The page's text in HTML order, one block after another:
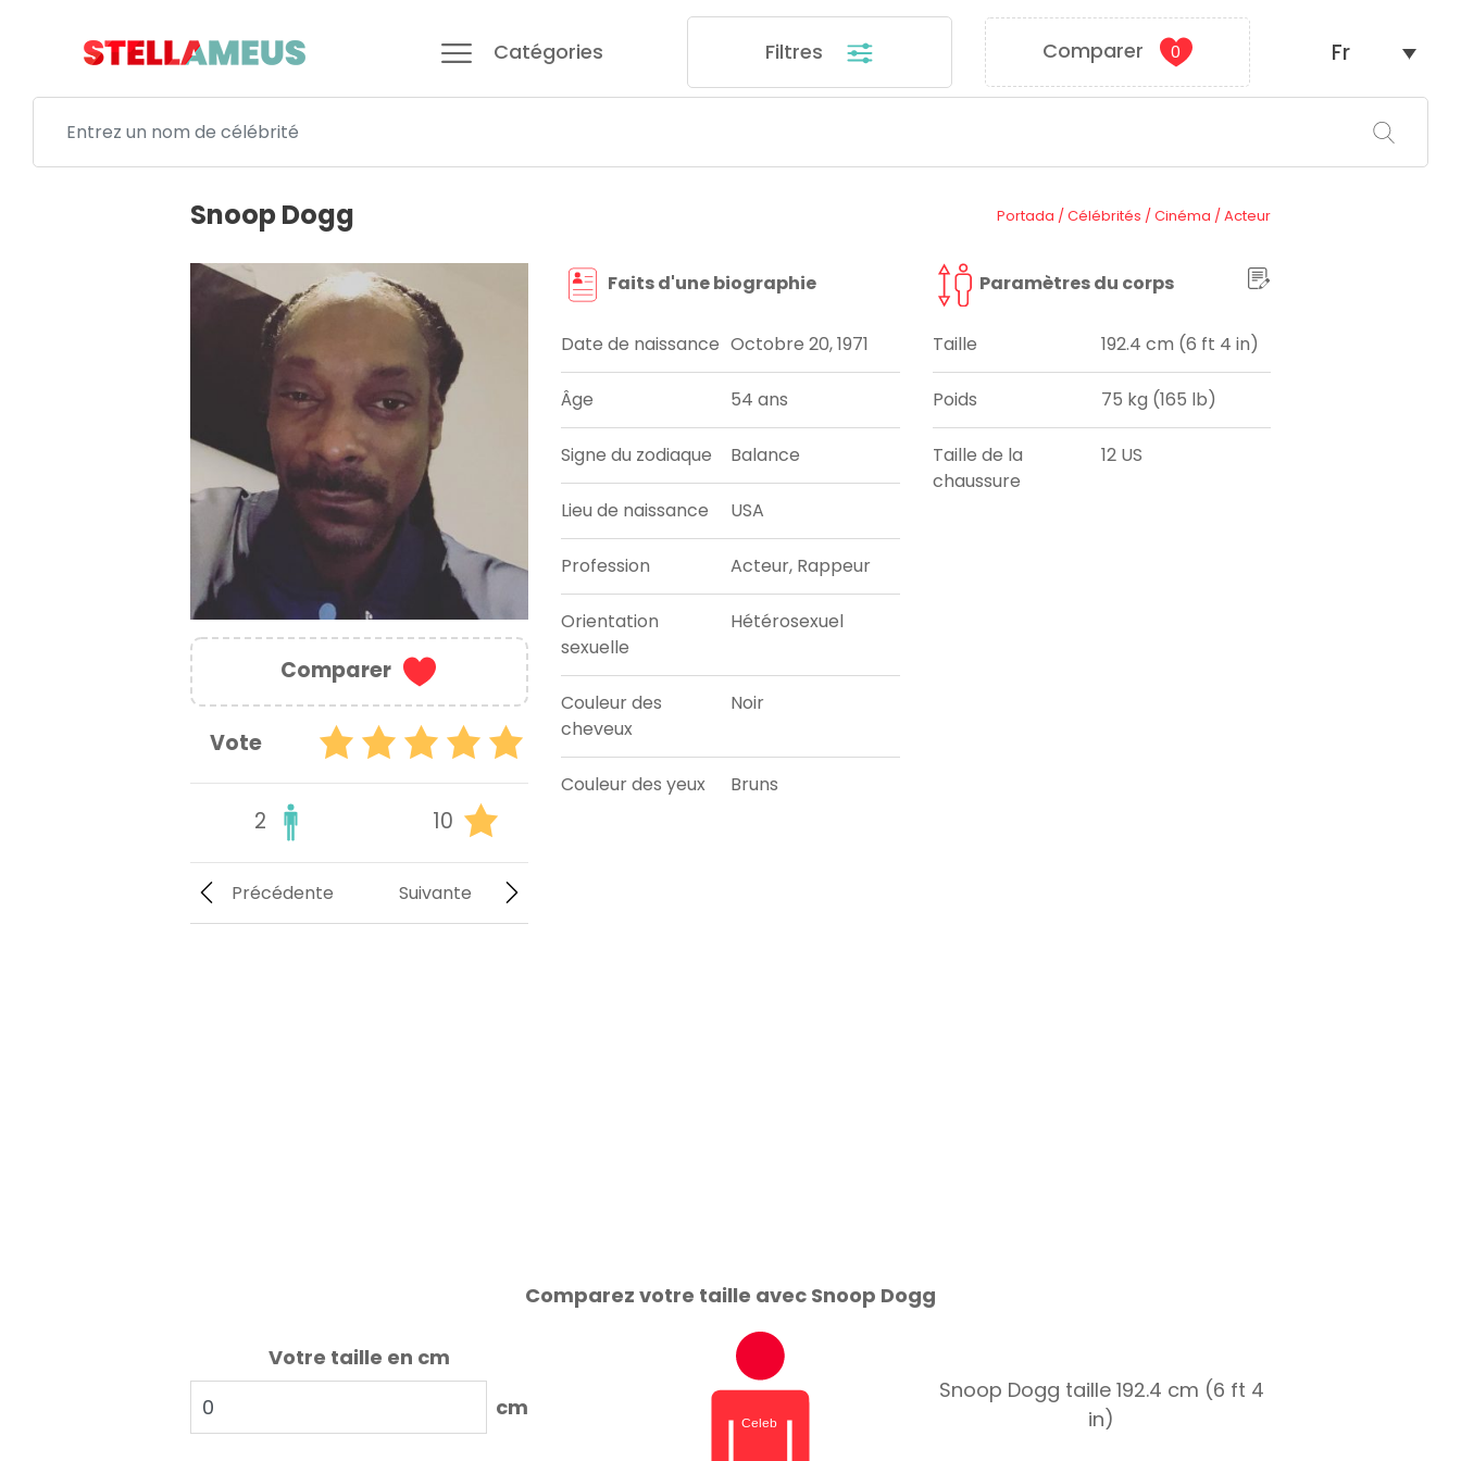
Catégories Filtres Comparer 0 Fr
Snoop Dogg Portada /Célébrités /Cinéma /Acteur
Comparer
Vote
2 10
Suivante
Précédente
Faits d'une biographie
Date de naissance Octobre 20, 1971
Âge 54 ans
Signe du zodiaque Balance
Lieu de naissance USA
Profession Acteur, Rappeur
Orientation
sexuelle
Hétérosexuel
Couleur des
cheveux
Noir
Couleur des yeux Bruns
Paramètres du corps
Taille 192.4 cm (6 ft 4 in)
Poids 75 kg (165 lb)
Taille de la
chaussure
12 US
Comparez votre taille avec Snoop Dogg
Votre taille en cm
cm
Snoop Dogg taille 192.4 cm (6 ft 4
in)